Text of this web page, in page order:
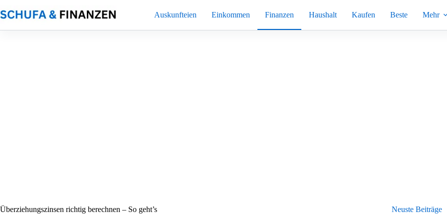
Inhalt
springen
Auskunfteien Einkommen Finanzen Haushalt Kaufen Beste Mehr
Überziehungszinsen richtig berechnen – So geht’s Neuste Beiträge